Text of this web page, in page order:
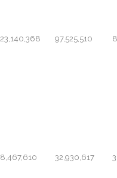
23,140,368 97,525,510
8,467,610 32,930,617